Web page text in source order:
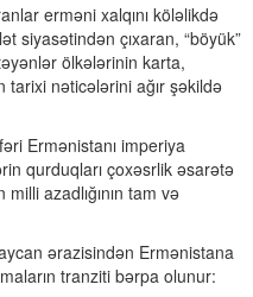
erməni xalqını köləlikdə
siyasətindən çıxaran, “böyük”
ölkələrinin karta,
nəticələrini ağır şəkildə
Ermənistanı imperiya
qurduqları çoxəsrlik əsarətə
azadlığının tam və
ərazisindən Ermənistana
tranziti bərpa olunur: